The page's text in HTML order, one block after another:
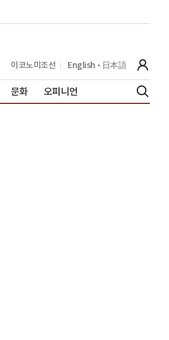
이코노미조선 English 日本語
문화 오피니언